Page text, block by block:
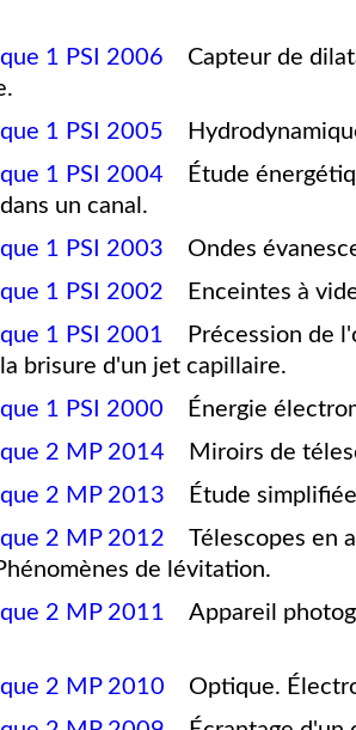
1 PSI 2006 Capteur de
1 PSI 2005
1 PSI 2004 Étude
un canal.
1 PSI 2003 Ondes
1 PSI 2002 Enceintes à
1 PSI 2001 Précession de
brisure d'un jet capillaire.
1 PSI 2000 Énergie
2 MP 2014 Miroirs de
2 MP 2013 Étude
2 MP 2012 Télescopes en
de lévitation.
2 MP 2011
Appareil
2 MP 2010 Optique.